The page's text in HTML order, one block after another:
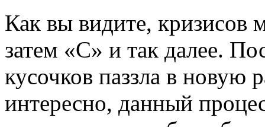
Как вы видите, кризисов
затем «C» и так далее.
кусочков паззла в новую
интересно, данный